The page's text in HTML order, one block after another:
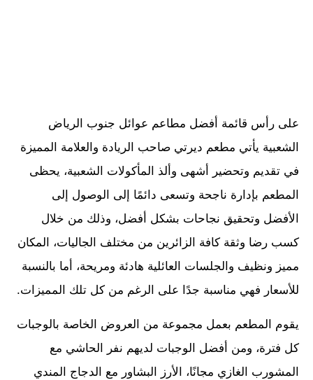
على رأس قائمة أفضل مطاعم عوائل جنوب الرياض
الشعبية يأتي مطعم ديرتي صاحب الريادة والعلامة المميزة
في تقديم وتحضير أشهى وألذ المأكولات الشعبية، يحظى
المطعم بإدارة ناجحة وتسعى دائمًا إلى الوصول إلى
الأفضل وتحقيق نجاحات بشكل أفضل، وذلك من خلال
كسب رضا وثقة كافة الزائرين من مختلف الجاليات، المكان
مميز ونظيف والجلسات العائلية هادئة ومريحة، أما بالنسبة
للأسعار فهي مناسبة جدًا على الرغم من كل تلك المميزات.
يقوم المطعم بعمل مجموعة من العروض الخاصة بالوجبات
كل فترة، ومن أفضل الوجبات لديهم نفر الحاشي مع
المشورب الغازي مجانًا، الأرز البشاور مع الدجاج المندي